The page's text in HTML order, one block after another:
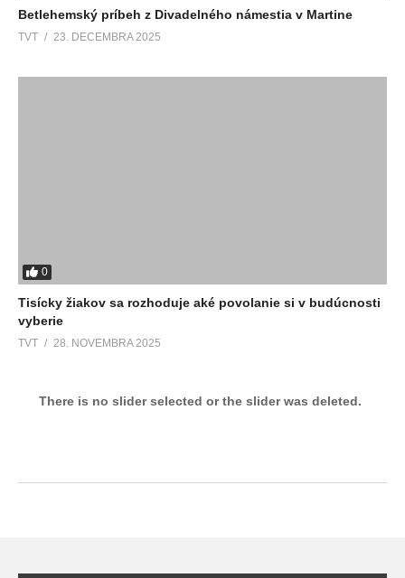
Betlehemský príbeh z Divadelného námestia v Martine
TVT 23. DECEMBRA 2025
0
Tisícky žiakov sa rozhoduje aké povolanie si v budúcnosti
vyberie
TVT 28. NOVEMBRA 2025
There is no slider selected or the slider was deleted.